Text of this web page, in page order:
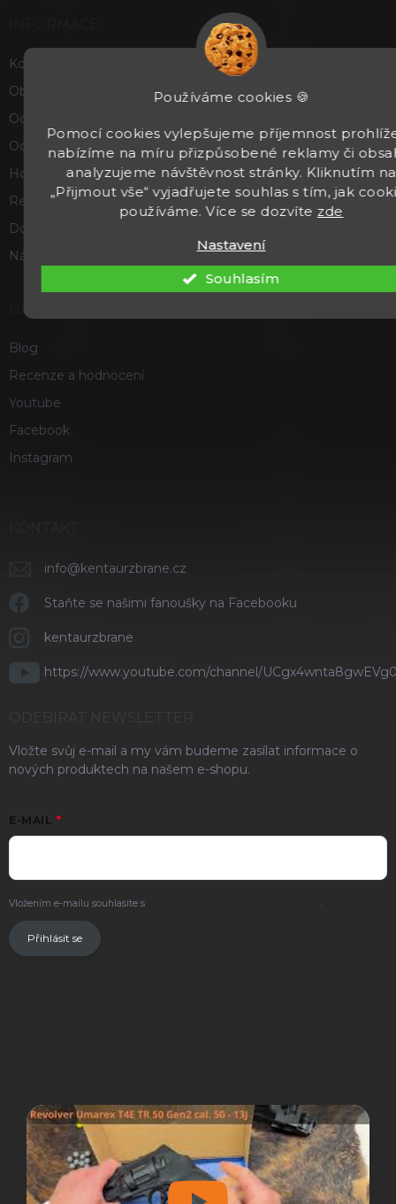
Používáme cookies 🍪
Pomocí cookies vylepšujeme příjemnost
nabízíme na míru přizpůsobené reklamy či
analyzujeme návštěvnost stránky. Kliknutím na
„Přijmout vše“ vyjadřujete souhlas s tím, jak
používáme. Více se dozvíte zde
Nastavení
Souhlasím
Kontakty
Obchodní podmínky
Ochrana osobních údajů
Odstoupení od smlouvy
Hodnocení obchodu
Reklamace a vrácení zboží
Doprava a platba
Náš příběh
Blog
Recenze a hodnocení
Youtube
Facebook
Instagram
info@kentaurzbrane.cz
Staňte se našimi fanoušky na Facebooku
kentaurzbrane
https://www.youtube.com/channel/
ODEBÍRAT NEWSLETTER
Vložte svůj e-mail a my vám budeme zasílat informace o
nových produktech na našem e-shopu.
E-MAIL
Vložením e-mailu souhlasíte s .
Přihlásit se